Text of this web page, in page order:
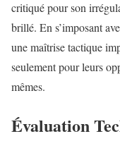
critiqué pour son
brillé. En s’imposant
une maîtrise tactique
seulement pour leurs
mêmes.
Évaluation